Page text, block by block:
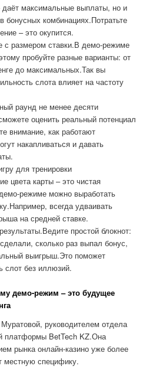
максимальные выплаты, но и
бонусных комбинациях.Потратьте
– это окупится.
с размером ставки.В демо-режиме
пробуйте разные варианты: от
до максимальных.Так вы
слота влияет на частоту
раунд не менее десяти
оценить реальный потенциал
внимание, как работают
накапливаться и давать
для тренировки
цвета карты – это чистая
режиме можно выработать
всегда удваивать
на средней ставке.
простой блокнот:
сколько раз выпал бонус,
выигрыш.Это поможет
слот без иллюзий.
демо-режим – это будущее
руководителем отдела
платформы BetTech KZ.Она
рынка онлайн-казино уже более
местную специфику.